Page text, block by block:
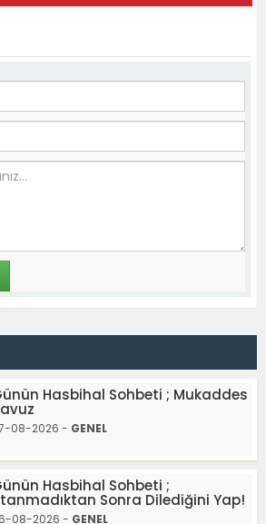
Hasbihal Sohbeti ; Mukaddes
08-2026 - GENEL
Hasbihal Sohbeti ;
Sonra Dilediğini Yap!
08-2026 - GENEL